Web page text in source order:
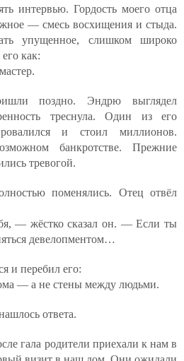
интервью. Гордость моего отца
— смесь восхищения и стыда.
упущенное, слишком широко
как:
поздно. Эндрю выглядел
треснула. Один из его
и стоил миллионов.
банкротстве. Прежние
тревогой.
поменялись. Отец отвёл
— жёстко сказал он. — Если ты
девелопментом…
и перебил его:
— а не стены между людьми.
ответа.
гала родители приехали к нам в